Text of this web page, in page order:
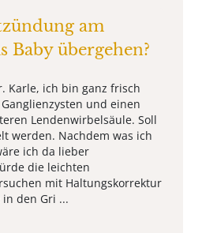
am
Baby übergehen?
Karle, ich bin ganz frisch
und einen
Lendenwirbelsäule. Soll
werden. Nachdem was ich
ich da lieber
die leichten
mit Haltungskorrektur
den Gri ...